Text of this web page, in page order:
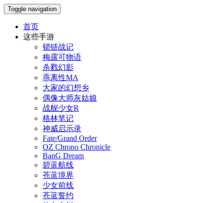
Toggle navigation
首页
这些手游
锁链战记
梅露可物语
杀戮幻影
乖离性MA
大家的幻想乡
偶像大师灰姑娘
战舰少女R
格林笔记
神威启示录
Fate/Grand Order
OZ Chrono Chronicle
BanG Dream
碧蓝航线
苍蓝境界
少女前线
苍蓝誓约